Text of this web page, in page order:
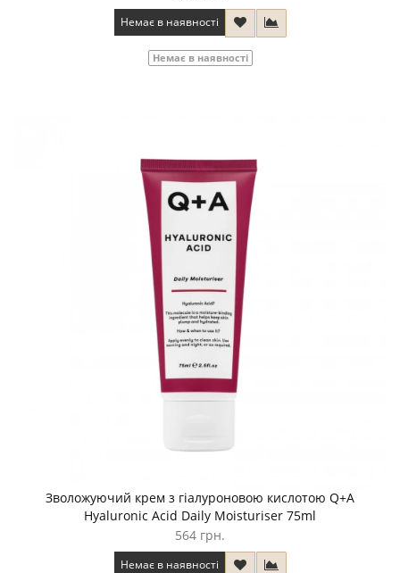
Немає в наявності
Немає в наявності
Зволожуючий крем з гіалуроновою кислотою Q+A
Hyaluronic Acid Daily Moisturiser 75ml
564 грн.
Немає в наявності